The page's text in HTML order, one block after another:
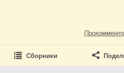
Сборники